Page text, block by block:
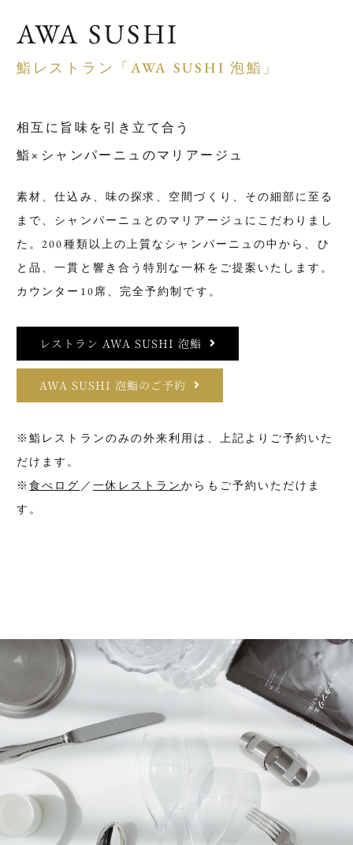
AWA SUSHI
鮨レストラン「AWA SUSHI 泡鮨」
相互に旨味を引き立て合う
鮨×シャンパーニュのマリアージュ
素材、仕込み、味の探求、空間づくり、その細部に至る
まで、シャンパーニュとのマリアージュにこだわりまし
た。200種類以上の上質なシャンパーニュの中から、ひ
と品、一貫と響き合う特別な一杯をご提案いたします。
カウンター10席、完全予約制です。
レストラン AWA SUSHI 泡鮨
AWA SUSHI 泡鮨のご予約
※鮨レストランのみの外来利用は、上記よりご予約いた
だけます。
※食べログ ／ 一休レストランからもご予約いただけま
す。